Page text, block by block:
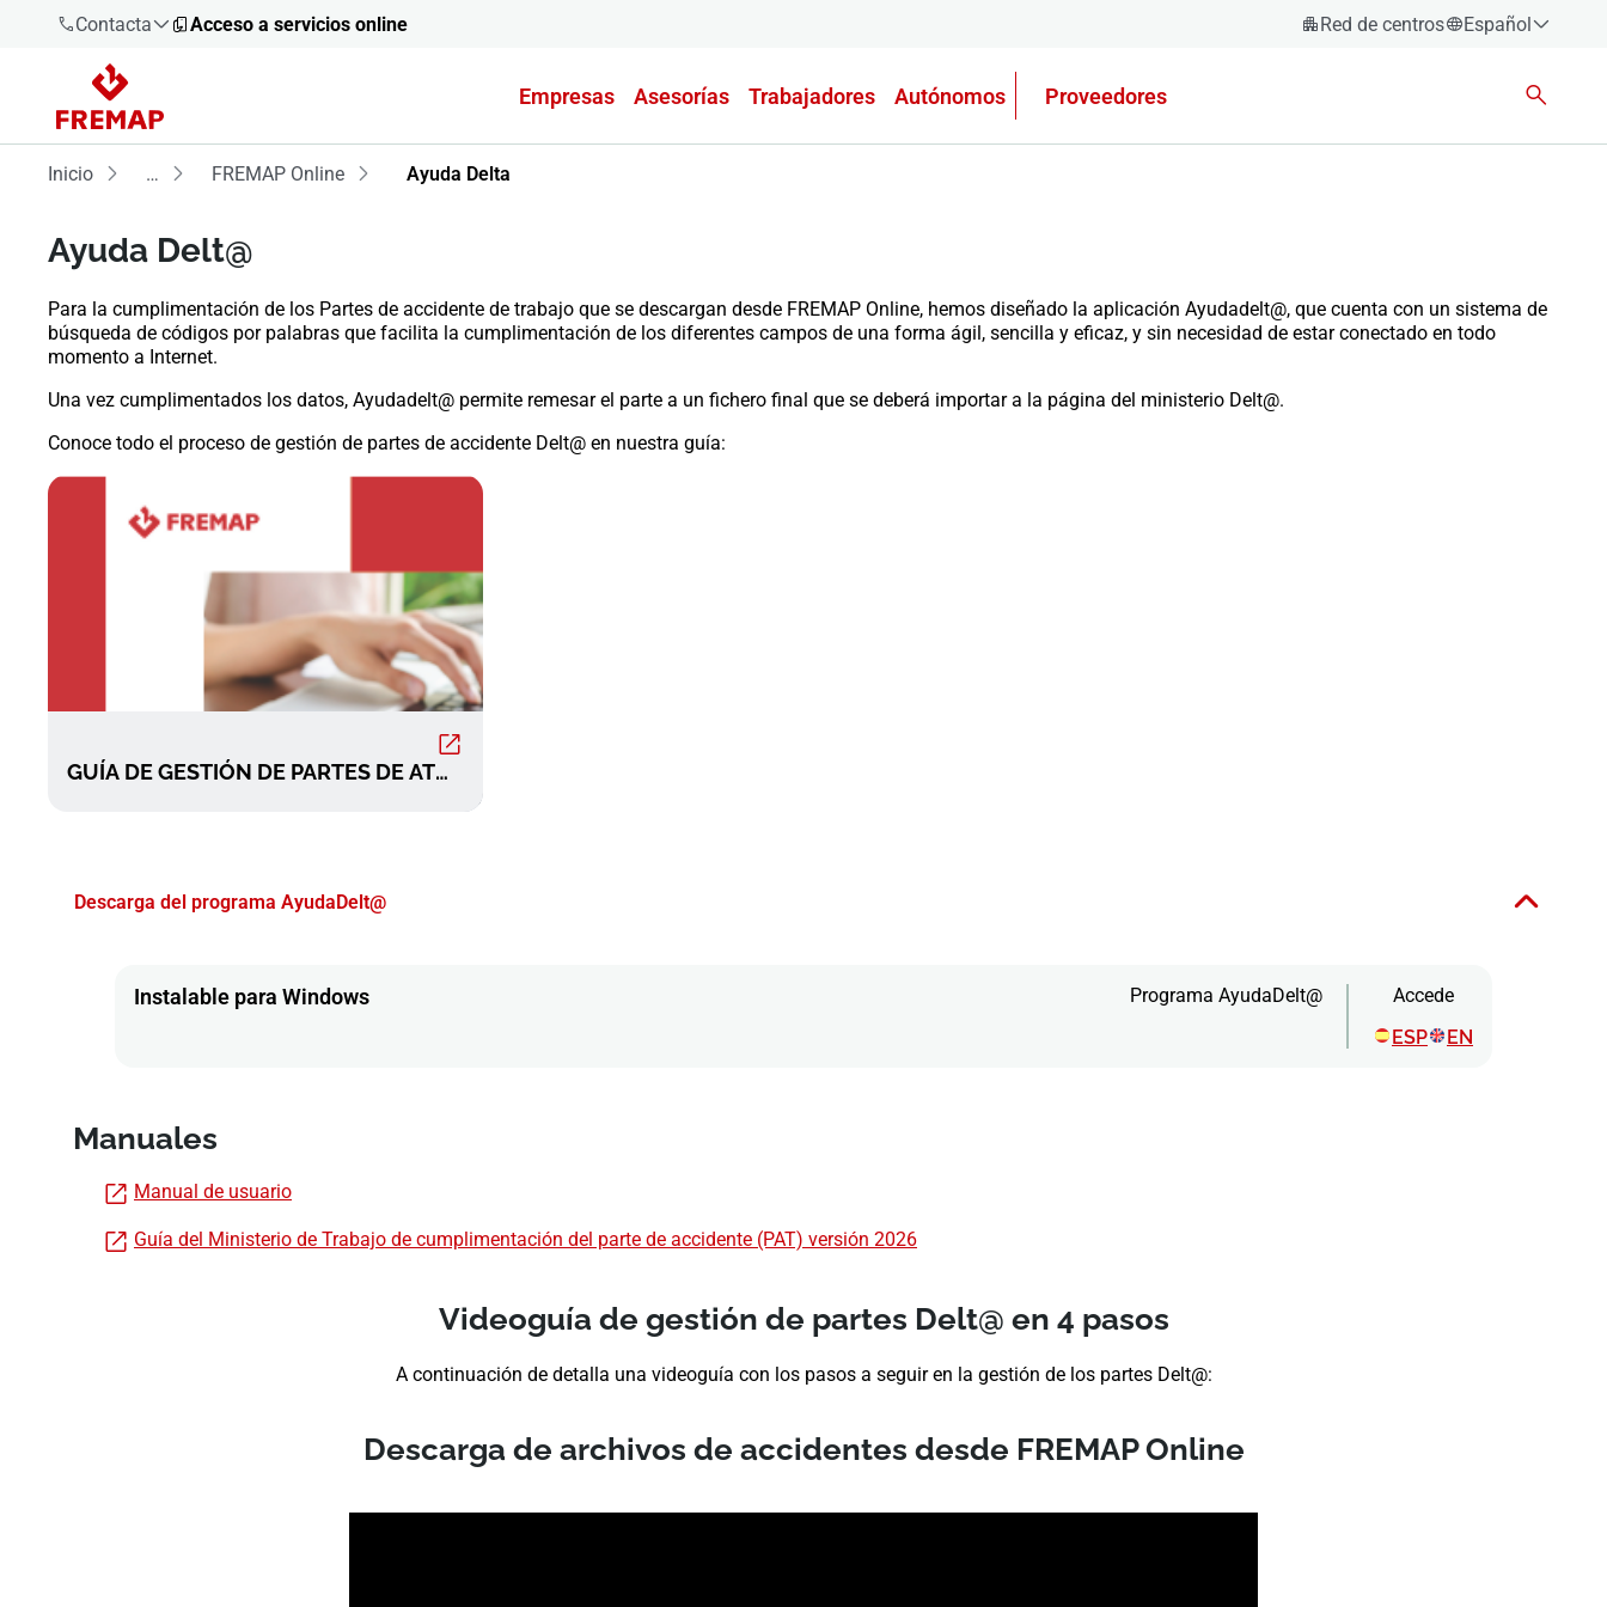
Contacta
900 61 00
61
919 61 61
61
Acceso a servicios online Red de centros
Español
Empresas Asesorías Trabajadores Autónomos Proveedores
Inicio … FREMAP Online Ayuda Delta
Ayuda Delt@
Para la cumplimentación de los Partes de accidente de trabajo que se descargan desde FREMAP Online, hemos diseñado la aplicación Ayudadelt@, que cuenta con un sistema de
búsqueda de códigos por palabras que facilita la cumplimentación de los diferentes campos de una forma ágil, sencilla y eficaz, y sin necesidad de estar conectado en todo
momento a Internet.
Una vez cumplimentados los datos, Ayudadelt@ permite remesar el parte a un fichero final que se deberá importar a la página del ministerio Delt@.
Conoce todo el proceso de gestión de partes de accidente Delt@ en nuestra guía:
GUÍA DE GESTIÓN DE PARTES DE AT
Descarga del programa AyudaDelt@
Instalable para Windows Programa AyudaDelt@
Accede
ESP
EN
Manuales
Manual de usuario
Guía del Ministerio de Trabajo de cumplimentación del parte de accidente (PAT) versión 2026
Videoguía de gestión de partes Delt@ en 4 pasos
A continuación de detalla una videoguía con los pasos a seguir en la gestión de los partes Delt@:
Descarga de archivos de accidentes desde FREMAP Online